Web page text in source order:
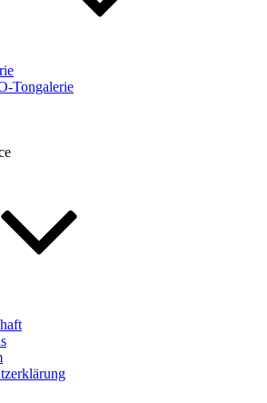
Tongalerie